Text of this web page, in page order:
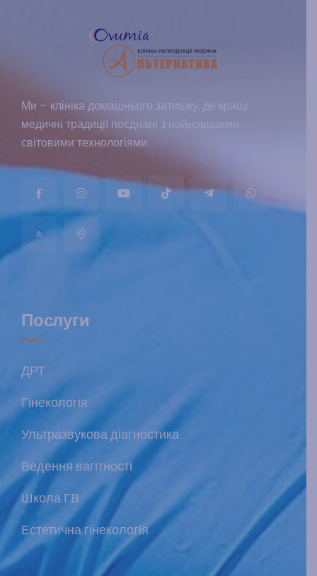
Ми – клініка домашнього затишку, де кращі
медичні традиції поєднані з найновішими
світовими технологіями
Послуги
ДРТ
Гінекологія
Ультразвукова діагностика
Ведення вагітності
Школа ГВ
Естетична гінекологія